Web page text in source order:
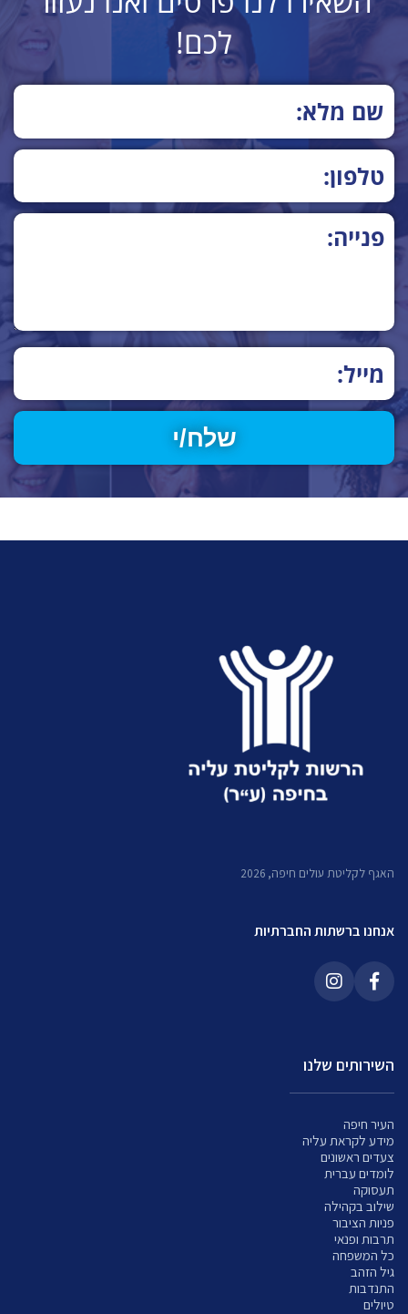
לכם!
האגף לקליטת עולים חיפה, 2026
אנחנו ברשתות החברתיות
השירותים שלנו
העיר חיפה
מידע לקראת עליה
צעדים ראשונים
לומדים עברית
תעסוקה
שילוב בקהילה
פניות הציבור
תרבות ופנאי
כל המשפחה
גיל הזהב
התנדבות
טיולים